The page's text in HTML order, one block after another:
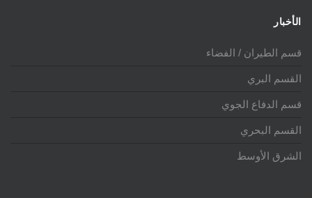
الأخبار
قسم الطيران / الفضاء
القسم البري
قسم الدفاع الجوي
القسم البحري
الشرق الأوسط